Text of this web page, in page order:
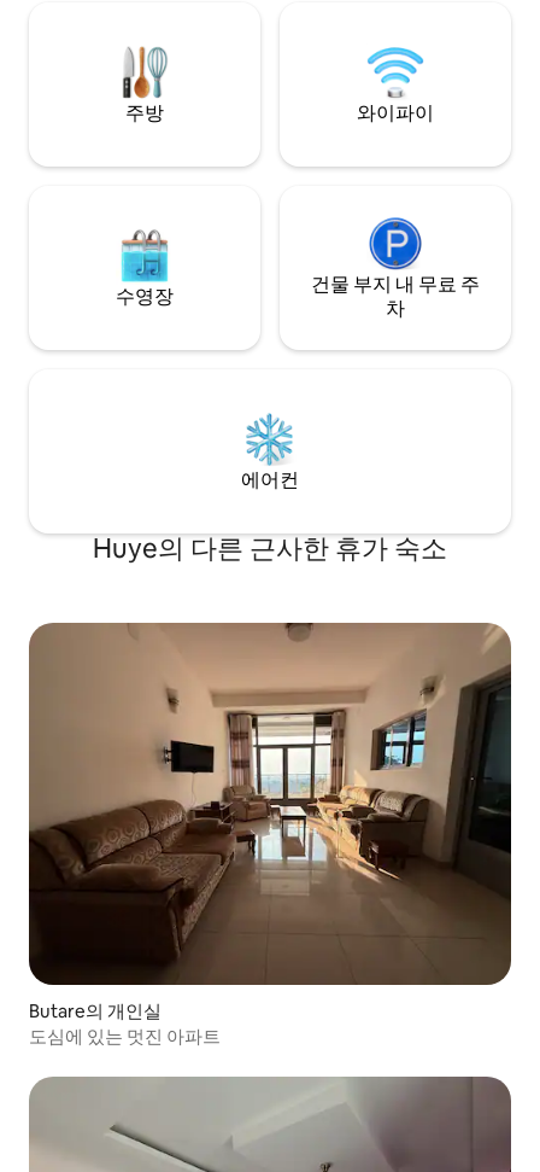
주방 와이파이
수영장
건물 부지 내 무료 주
차
에어컨
Huye의 다른 근사한 휴가 숙소
Butare의 개인실
도심에 있는 멋진 아파트